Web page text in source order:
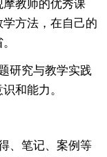
教师的优秀课
方法，在自己的
究与教学实践
和能力。
、笔记、案例等